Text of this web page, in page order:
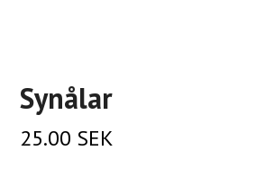
Synålar
25.00 SEK